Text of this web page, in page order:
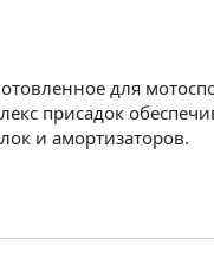
для
присадок
и амортизаторов.